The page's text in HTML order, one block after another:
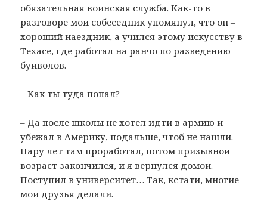
обязательная воинская служба. Как-то в
разговоре мой собеседник упомянул, что он –
хороший наездник, а учился этому искусству в
Техасе, где работал на ранчо по разведению
буйволов.
– Как ты туда попал?
– Да после школы не хотел идти в армию и
убежал в Америку, подальше, чтоб не нашли.
Пару лет там проработал, потом призывной
возраст закончился, и я вернулся домой.
Поступил в университет… Так, кстати, многие
мои друзья делали.